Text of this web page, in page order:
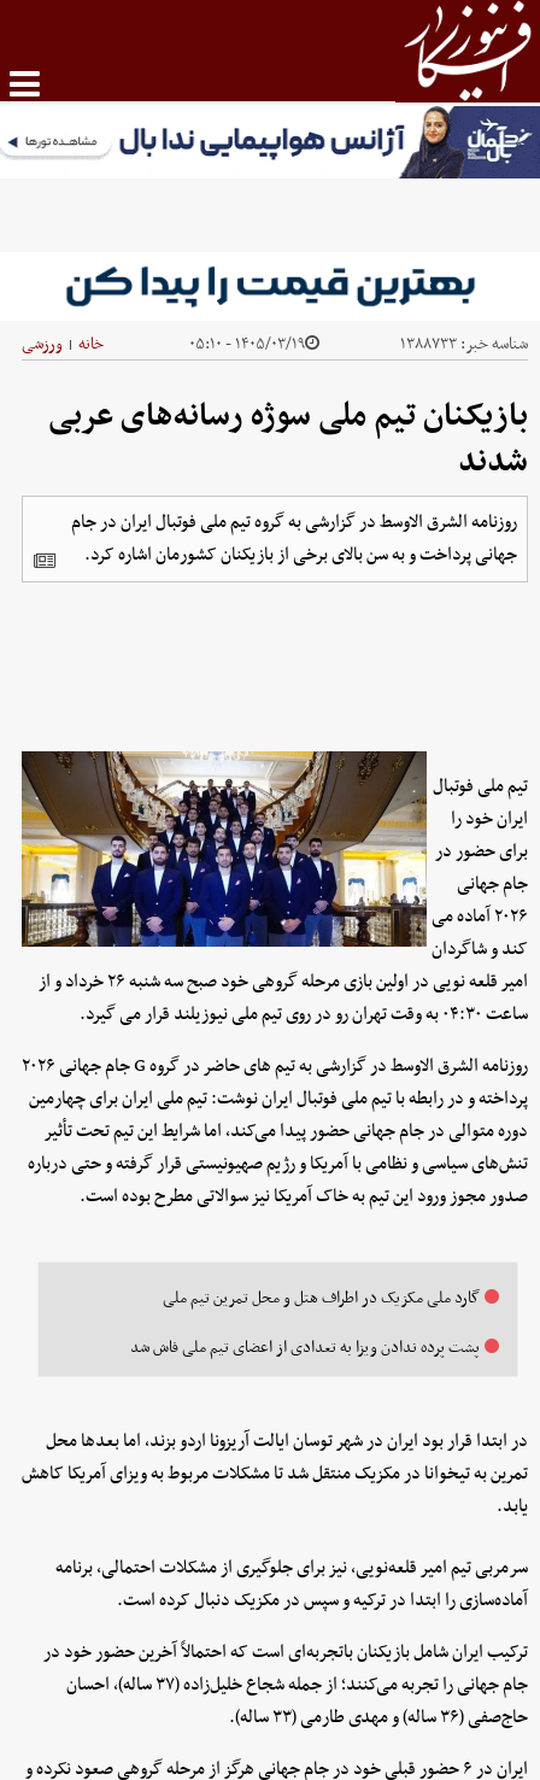
شناسه خبر:۱۳۸۸۷۳۳ ۱۴۰۵/۰۳/۱۹ - ۰۵:۱۰ خانه | ورزشی
بازیکنان تیم ملی سوژه رسانه‌های عربی
شدند
روزنامه الشرق الاوسط در گزارشی به گروه تیم ملی فوتبال ایران در جام
جهانی پرداخت و به سن بالای برخی از بازیکنان کشورمان اشاره کرد.
تیم ملی فوتبال
ایران خود را
برای حضور در
جام جهانی
۲۰۲۶ آماده می
کند و شاگردان
امیر قلعه نویی در اولین بازی مرحله گروهی خود صبح سه شنبه ۲۶ خرداد و از
ساعت ۰۴:۳۰ به وقت تهران رو در روی تیم ملی نیوزیلند قرار می گیرد.
روزنامه الشرق الاوسط در گزارشی به تیم های حاضر در گروه G جام جهانی ۲۰۲۶
پرداخته و در رابطه با تیم ملی فوتبال ایران نوشت: تیم ملی ایران برای چهارمین
دوره متوالی در جام جهانی حضور پیدا می‌کند، اما شرایط این تیم تحت تأثیر
تنش‌های سیاسی و نظامی با آمریکا و رژیم صهیونیستی قرار گرفته و حتی درباره
صدور مجوز ورود این تیم به خاک آمریکا نیز سوالاتی مطرح بوده است.
گارد ملی مکزیک در اطراف هتل و محل تمرین تیم ملی
پشت پرده ندادن ویزا به تعدادی از اعضای تیم ملی فاش شد
در ابتدا قرار بود ایران در شهر توسان ایالت آریزونا اردو بزند، اما بعدها محل
تمرین به تیخوانا در مکزیک منتقل شد تا مشکلات مربوط به ویزای آمریکا کاهش
یابد.
سرمربی تیم امیر قلعه‌نویی، نیز برای جلوگیری از مشکلات احتمالی، برنامه
آماده‌سازی را ابتدا در ترکیه و سپس در مکزیک دنبال کرده است.
ترکیب ایران شامل بازیکنان باتجربه‌ای است که احتمالاً آخرین حضور خود در
جام جهانی را تجربه می‌کنند؛ از جمله شجاع خلیل‌زاده (۳۷ ساله)، احسان
حاج‌صفی (۳۶ ساله) و مهدی طارمی (۳۳ ساله).
ایران در ۶ حضور قبلی خود در جام جهانی هرگز از مرحله گروهی صعود نکرده و